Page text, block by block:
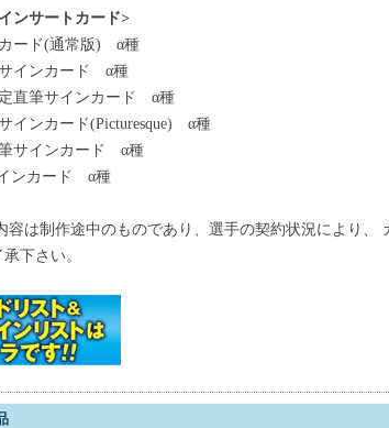
ンサートカード>
ード(通常版) α種
インカード α種
直筆サインカード α種
インカード(Picturesque) α種
サインカード α種
ンカード α種
容は制作途中のものであり、選手の契約状況により、
下さい。